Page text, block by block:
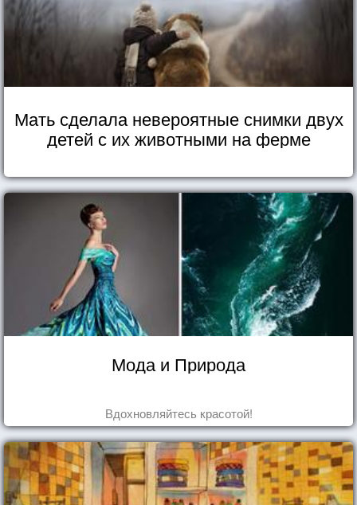
Мать сделала невероятные снимки двух
детей с их животными на ферме
Мода и Природа
Вдохновляйтесь красотой!